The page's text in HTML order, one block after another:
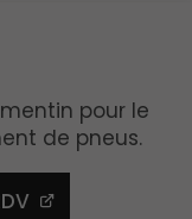
pour le
de pneus.